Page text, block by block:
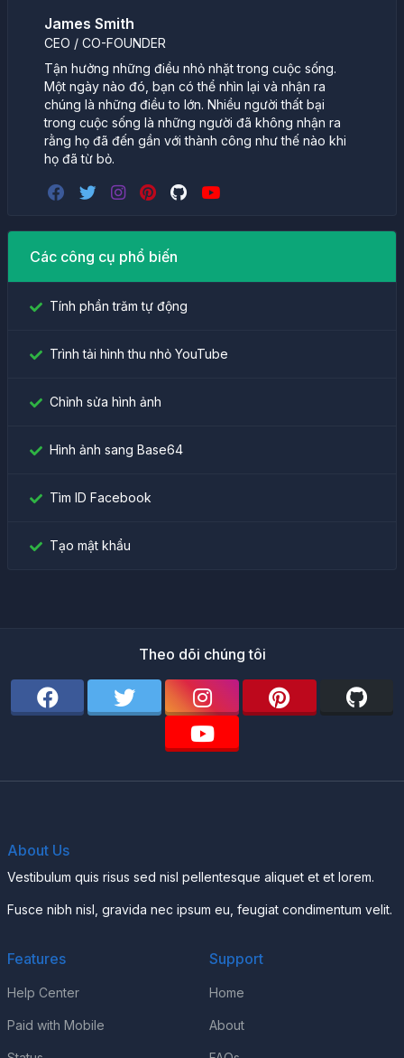
James Smith
CEO / CO-FOUNDER
Tận hưởng những điều nhỏ nhặt trong cuộc sống.
Một ngày nào đó, bạn có thể nhìn lại và nhận ra
chúng là những điều to lớn. Nhiều người thất bại
trong cuộc sống là những người đã không nhận ra
rằng họ đã đến gần với thành công như thế nào khi
họ đã từ bỏ.
Các công cụ phổ biến
Tính phần trăm tự động
Trình tải hình thu nhỏ YouTube
Chỉnh sửa hình ảnh
Hình ảnh sang Base64
Tìm ID Facebook
Tạo mật khẩu
Theo dõi chúng tôi
About Us
Vestibulum quis risus sed nisl pellentesque aliquet et et lorem.
Fusce nibh nisl, gravida nec ipsum eu, feugiat condimentum velit.
Features
Help Center
Paid with Mobile
Support
Home
About